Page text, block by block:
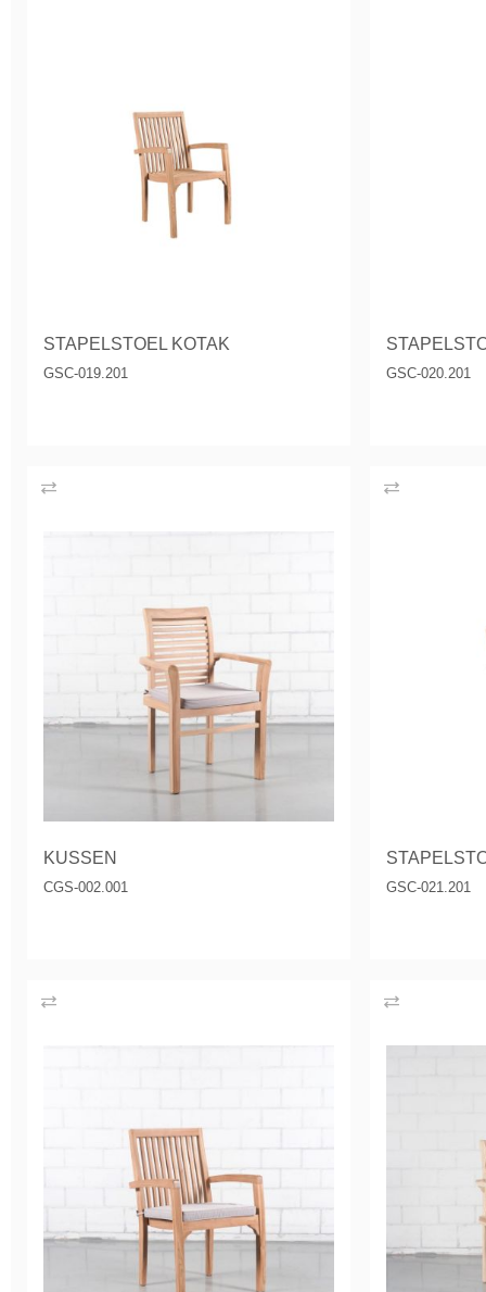
STAPELSTOEL KOTAK
GSC-019.201 GSC-020.201
KUSSEN
CGS-002.001 GSC-021.201